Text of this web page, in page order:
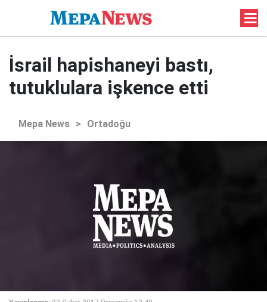
İsrail hapishaneyi bastı,
tutuklulara işkence etti
Mepa News > Ortadoğu